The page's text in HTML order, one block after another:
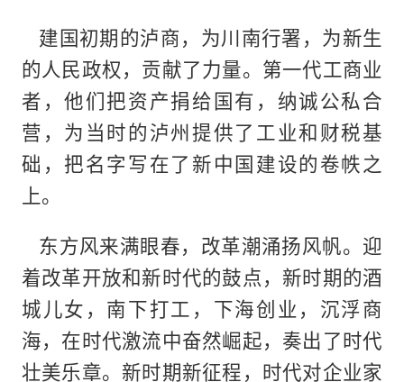
建国初期的泸商，为川南行署，为新生
的人民政权，贡献了力量。第一代工商业
者，他们把资产捐给国有，纳诚公私合
营，为当时的泸州提供了工业和财税基
础，把名字写在了新中国建设的卷帙之
上。
东方风来满眼春，改革潮涌扬风帆。迎
着改革开放和新时代的鼓点，新时期的酒
城儿女，南下打工，下海创业，沉浮商
海，在时代激流中奋然崛起，奏出了时代
壮美乐章。新时期新征程，时代对企业家